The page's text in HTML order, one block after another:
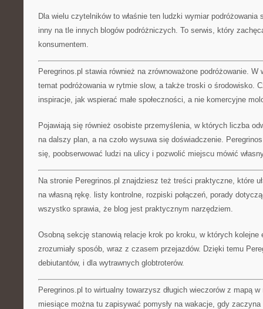
Dla wielu czytelników to właśnie ten ludzki wymiar podróżowania
inny na tle innych blogów podróżniczych. To serwis, który
konsumentem.
Peregrinos.pl stawia również na zrównoważone podróżowanie.
temat podróżowania w rytmie slow, a także troski o środowisko.
inspiracje, jak wspierać małe społeczności, a nie komercyjne
Pojawiają się również osobiste przemyślenia, w których liczba
na dalszy plan, a na czoło wysuwa się doświadczenie.
się, poobserwować ludzi na ulicy i pozwolić miejscu mówić
Na stronie Peregrinos.pl znajdziesz też treści praktyczne, które
na własną rękę. listy kontrolne, rozpiski połączeń, porady
wszystko sprawia, że blog jest praktycznym narzędziem.
Osobną sekcję stanowią relacje krok po kroku, w których kolejne
zrozumiały sposób, wraz z czasem przejazdów. Dzięki temu
debiutantów, i dla wytrawnych globtroterów.
Peregrinos.pl to wirtualny towarzysz długich wieczorów z mapą w
miesiące można tu zapisywać pomysły na wakacje, gdy